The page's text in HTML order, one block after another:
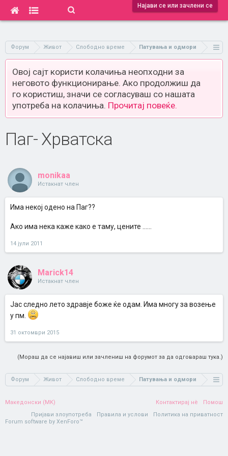
Најави се или зачлени се
Форум Живот Слободно време Патувања и одмори
Овој сајт користи колачиња неопходни за
неговото функционирање. Ако продолжиш да
го користиш, значи се согласуваш со нашата
употреба на колачиња. Прочитај повеќе.
Паг- Хрватска
monikaa
Истакнат член
Има некој одено на Паг??
Ако има нека каже како е таму, цените ......
14 јули 2011
Marick14
Истакнат член
Јас следно лето здравје боже ќе одам. Има многу за возење
у пм.
31 октомври 2015
(Мораш да се најавиш или зачлениш на форумот за да одговараш тука.)
Форум Живот Слободно време Патувања и одмори
Македонски (MK) Контактирај нè
Помош
Пријави злоупотреба
Правила и услови
Политика на приватност
Forum software by XenForo™